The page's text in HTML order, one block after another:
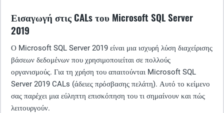
Εισαγωγή στις CALs του Microsoft SQL Server
2019
Ο Microsoft SQL Server 2019 είναι μια ισχυρή λύση διαχείρισης
βάσεων δεδομένων που χρησιμοποιείται σε πολλούς
οργανισμούς. Για τη χρήση του απαιτούνται Microsoft SQL
Server 2019 CALs (άδειες πρόσβασης πελάτη). Αυτό το κείμενο
σας παρέχει μια εύληπτη επισκόπηση του τι σημαίνουν και πώς
λειτουργούν.